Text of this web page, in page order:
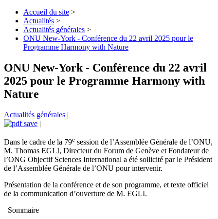
Accueil du site >
Actualités >
Actualités générales >
ONU New-York - Conférence du 22 avril 2025 pour le
Programme Harmony with Nature
ONU New-York - Conférence du 22 avril
2025 pour le Programme Harmony with
Nature
Actualités générales |
|
Dans le cadre de la 79e session de l’Assemblée Générale de l’ONU,
M. Thomas EGLI, Directeur du Forum de Genève et Fondateur de
l’ONG Objectif Sciences International a été sollicité par le Président
de l’Assemblée Générale de l’ONU pour intervenir.
Présentation de la conférence et de son programme, et texte officiel
de la communication d’ouverture de M. EGLI.
Sommaire